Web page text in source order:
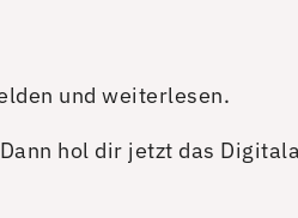
und weiterlesen.
hol dir jetzt das